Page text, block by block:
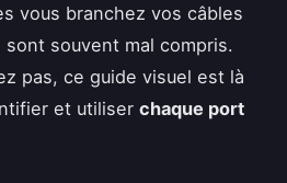
vous branchez vos câbles
souvent mal compris.
pas, ce guide visuel est là
et utiliser chaque port